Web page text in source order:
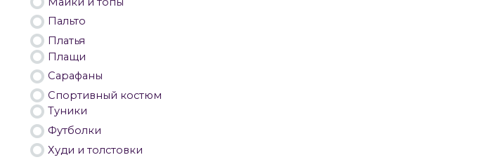
Пальто
Платья
Плащи
Сарафаны
Спортивный костюм
Туники
Футболки
Худи и толстовки